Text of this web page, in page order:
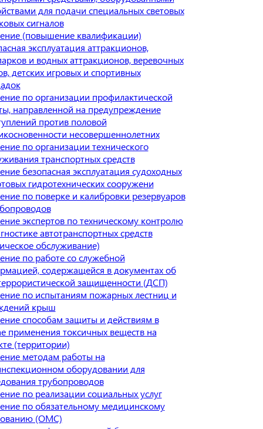
для подачи специальных световых
сигналов
(повышение квалификации)
эксплуатация аттракционов,
и водных аттракционов, веревочных
детских игровых и спортивных
по организации профилактической
направленной на предупреждение
против половой
несовершеннолетних
по организации технического
транспортных средств
безопасная эксплуатация судоходных
гидротехнических сооружени
по поверке и калибровки резервуаров
экспертов по техническому контролю
автотранспортных средств
обслуживание)
по работе со служебной
содержащейся в документах об
защищенности (ДСП)
по испытаниям пожарных лестниц и
крыш
способам защиты и действиям в
применения токсичных веществ на
(территории)
методам работы на
оборудовании для
трубопроводов
по реализации социальных услуг
по обязательному медицинскому
(ОМС)